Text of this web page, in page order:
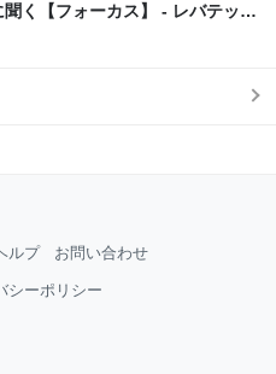
く【フォーカス】 - レバテック
ルプ お問い合わせ
シーポリシー